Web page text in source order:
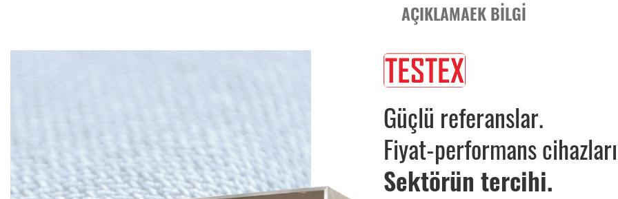
AÇIKLAMAEK BILGI
Güçlü referanslar.
Fiyat-performans
Sektörün tercihi.